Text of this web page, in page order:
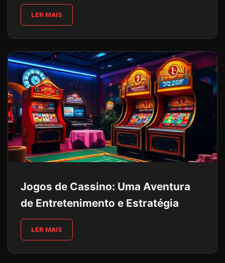
LER MAIS
Jogos de Cassino: Uma Aventura
de Entretenimento e Estratégia
LER MAIS